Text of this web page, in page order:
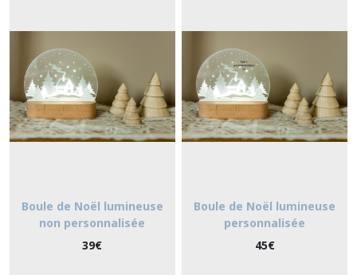
Boule de Noël lumineuse
non personnalisée
39€
Boule de Noël lumineuse
personnalisée
45€